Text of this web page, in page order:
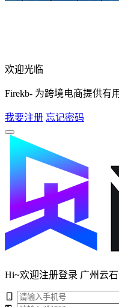
欢迎光临
Firekb- 为跨境电商提供有
我要注册 忘记密码
Hi~欢迎注册登录 广州云